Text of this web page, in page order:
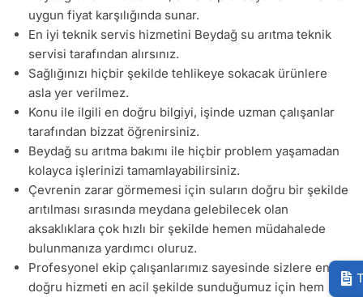
uygun fiyat karşılığında sunar.
En iyi teknik servis hizmetini Beydağ su arıtma teknik
servisi tarafından alırsınız.
Sağlığınızı hiçbir şekilde tehlikeye sokacak ürünlere
asla yer verilmez.
Konu ile ilgili en doğru bilgiyi, işinde uzman çalışanlar
tarafından bizzat öğrenirsiniz.
Beydağ su arıtma bakımı ile hiçbir problem yaşamadan
kolayca işlerinizi tamamlayabilirsiniz.
Çevrenin zarar görmemesi için suların doğru bir şekilde
arıtılması sırasında meydana gelebilecek olan
aksaklıklara çok hızlı bir şekilde hemen müdahalede
bulunmanıza yardımcı oluruz.
Profesyonel ekip çalışanlarımız sayesinde sizlere en
doğru hizmeti en acil şekilde sunduğumuz için hem